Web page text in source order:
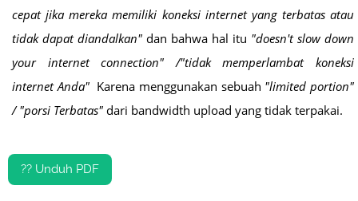
cepat jika mereka memiliki koneksi internet yang terbatas atau
tidak dapat diandalkan" dan bahwa hal itu "doesn't slow down
your internet connection" /"tidak memperlambat koneksi
internet Anda" Karena menggunakan sebuah "limited portion"
/ "porsi Terbatas" dari bandwidth upload yang tidak terpakai.
?? Unduh PDF